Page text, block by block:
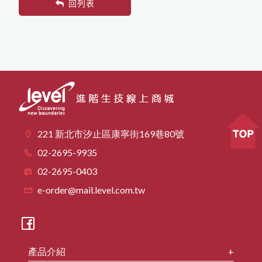
回列表
221 新北市汐止區康寧街169巷80號
02-2695-9935
02-2695-0403
e-order@mail.level.com.tw
產品介紹